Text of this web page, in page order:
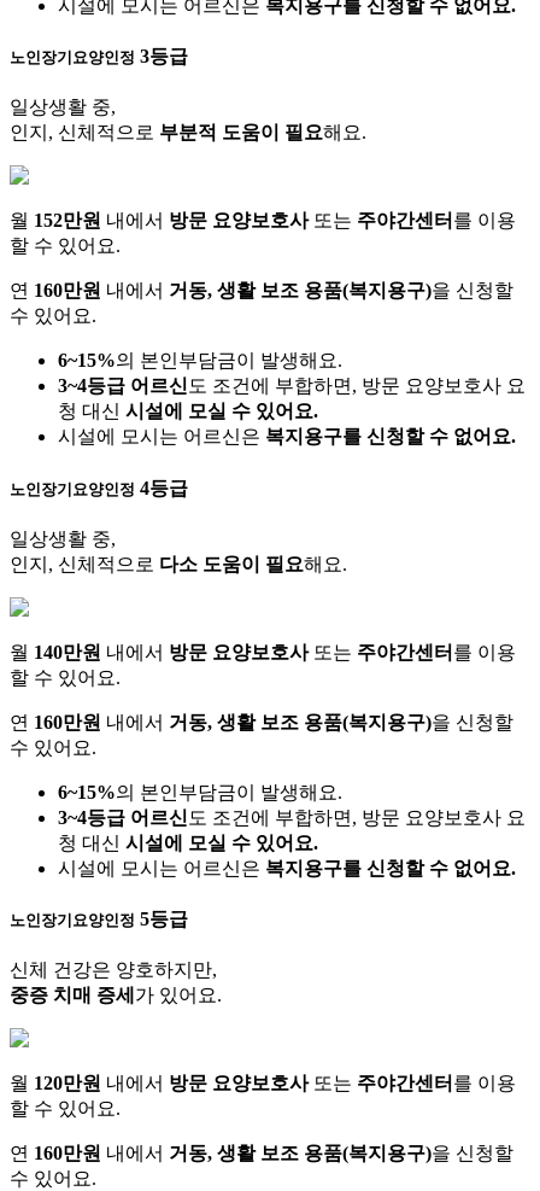
시설에 모시는 어르신은 복지용구를 신청할 수 없어요.
노인장기요양인정 3등급
일상생활 중,
인지, 신체적으로 부분적 도움이 필요해요.
월 152만원 내에서 방문 요양보호사또는 주야간센터 를 이용
할 수 있어요.
연 160만원 내에서 거동, 생활 보조 용품(복지용구)을 신청할
수 있어요.
6~15%의 본인부담금이 발생해요.
3~4등급 어르신도 조건에 부합하면, 방문 요양보호사 요
청 대신 시설에 모실 수 있어요.
시설에 모시는 어르신은 복지용구를 신청할 수 없어요.
노인장기요양인정 4등급
일상생활 중,
인지, 신체적으로 다소 도움이 필요해요.
월 140만원 내에서 방문 요양보호사또는 주야간센터 를 이용
할 수 있어요.
연 160만원 내에서 거동, 생활 보조 용품(복지용구)을 신청할
수 있어요.
6~15%의 본인부담금이 발생해요.
3~4등급 어르신 도 조건에 부합하면, 방문 요양보호사 요
청 대신 시설에 모실 수 있어요.
시설에 모시는 어르신은 복지용구를 신청할 수 없어요.
노인장기요양인정 5등급
신체 건강은 양호하지만,
중증 치매 증세 가 있어요.
월 120만원 내에서 방문 요양보호사또는 주야간센터 를 이용
할 수 있어요.
연 160만원 내에서 거동, 생활 보조 용품(복지용구)을 신청할
수 있어요.